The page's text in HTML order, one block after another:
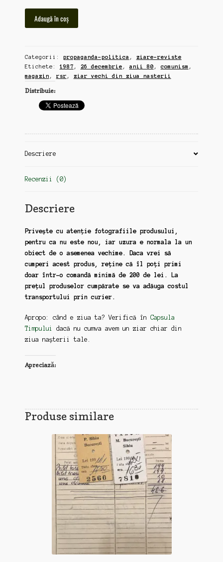
Magazin,
1987,
ziar
vechi
din
nasterii
Adaugă în coș
Categorii: propaganda-politica , ziare-reviste
Etichete: 1987 , 26 decembrie ,anii 80 ,comunism ,
magazin , rsr , ziar vechi din ziua nasterii
Distribuie:
Descriere
Recenzii (0)
Descriere
Privește cu atenție fotografiile produsului,
pentru ca nu este nou, iar uzura e normala la un
obiect de o asemenea vechime. Daca vrei să
cumperi acest produs, reține că îl poți primi
doar într-o comandă minimă de 200 de lei. La
prețul produselor cumpărate se va adăuga costul
transportului prin curier.
Apropo: când e ziua ta? Verifică în Capsula
Timpului
dacă nu cumva avem un ziar chiar din
ziua nașterii tale.
Apreciază:
Produse similare